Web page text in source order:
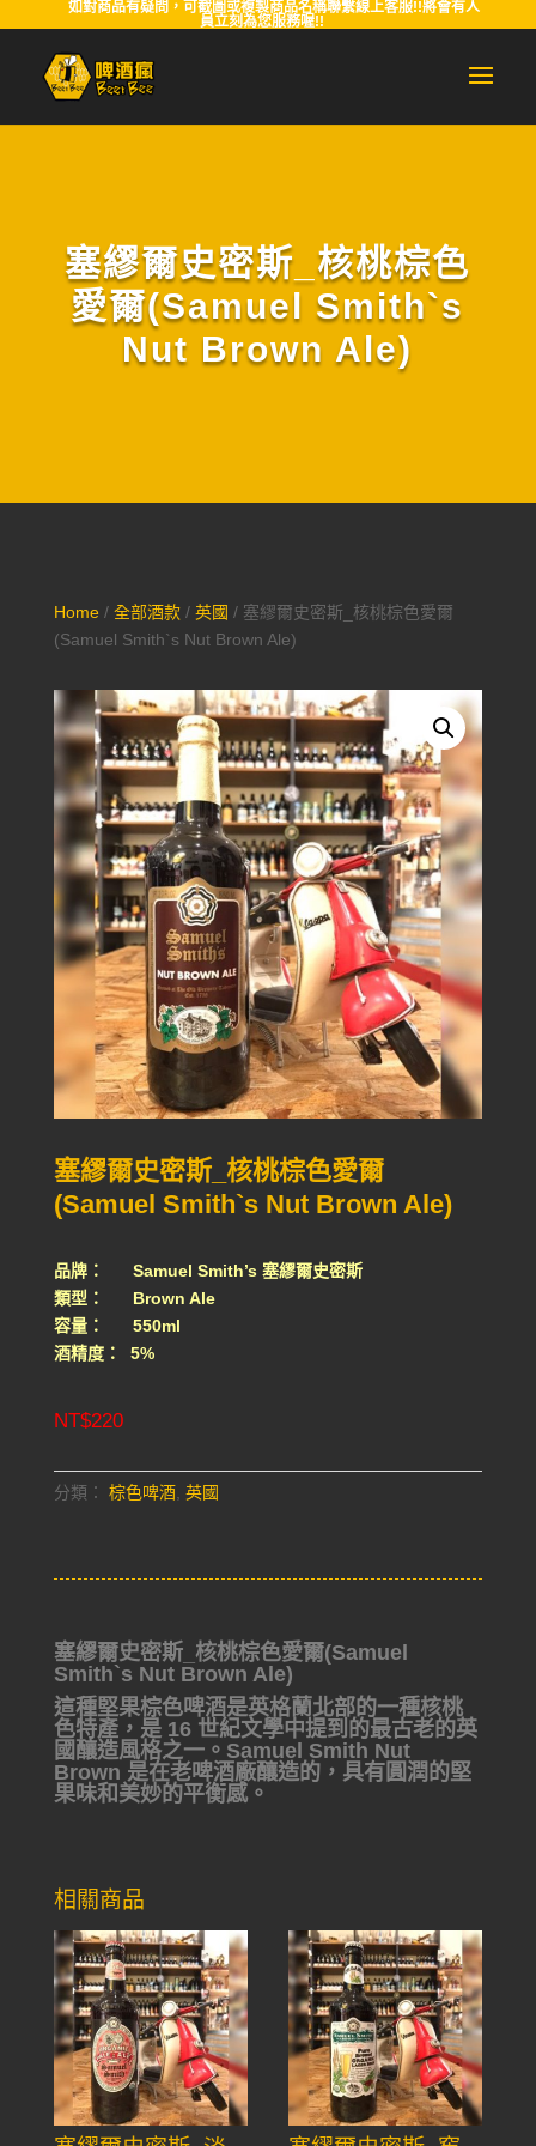
如對商品有疑問，可截圖或複製商品名稱聯繫線上客服!!將會有人
員立刻為您服務喔!!
塞繆爾史密斯_核桃棕色
愛爾(Samuel Smith`s
Nut Brown Ale)
Home/ 全部酒款/ 英國 / 塞繆爾史密斯_核桃棕色愛爾
(Samuel Smith`s Nut Brown Ale)
塞繆爾史密斯_核桃棕色愛爾
(Samuel Smith`s Nut Brown Ale)
品牌： Samuel Smith’s 塞繆爾史密斯
類型： Brown Ale
容量： 550ml
酒精度： 5%
NT$220
分類： 棕色啤酒, 英國
塞繆爾史密斯_核桃棕色愛爾(Samuel
Smith`s Nut Brown Ale)
這種堅果棕色啤酒是英格蘭北部的一種核桃
色特產，是 16 世紀文學中提到的最古老的英
國釀造風格之一。Samuel Smith Nut
Brown 是在老啤酒廠釀造的，具有圓潤的堅
果味和美妙的平衡感。
相關商品